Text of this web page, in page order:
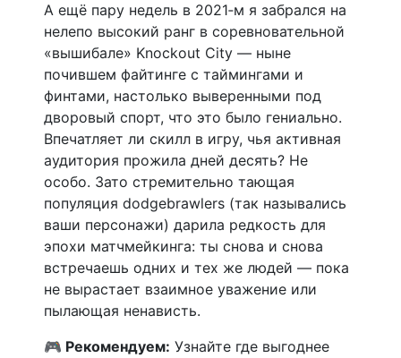
А ещё пару недель в 2021‑м я забрался на
нелепо высокий ранг в соревновательной
«вышибале» Knockout City — ныне
почившем файтинге с таймингами и
финтами, настолько выверенными под
дворовый спорт, что это было гениально.
Впечатляет ли скилл в игру, чья активная
аудитория прожила дней десять? Не
особо. Зато стремительно тающая
популяция dodgebrawlers (так назывались
ваши персонажи) дарила редкость для
эпохи матчмейкинга: ты снова и снова
встречаешь одних и тех же людей — пока
не вырастает взаимное уважение или
пылающая ненависть.
🎮 Рекомендуем: Узнайте где выгоднее